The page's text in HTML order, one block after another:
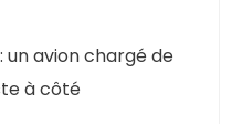
un avion chargé de
à côté